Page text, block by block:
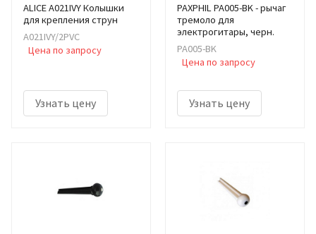
ALICE A021IVY Колышки
для крепления струн
A021IVY/2PVC
Цена по запросу
Узнать цену
PAXPHIL PA005-BK - рычаг
тремоло для
электрогитары, черн.
PA005-BK
Цена по запросу
Узнать цену